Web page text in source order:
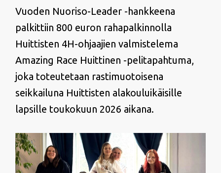
Vuoden Nuoriso-Leader -hankkeena
palkittiin 800 euron rahapalkinnolla
Huittisten 4H-ohjaajien valmistelema
Amazing Race Huittinen -pelitapahtuma,
joka toteutetaan rastimuotoisena
seikkailuna Huittisten alakouluikäisille
lapsille toukokuun 2026 aikana.